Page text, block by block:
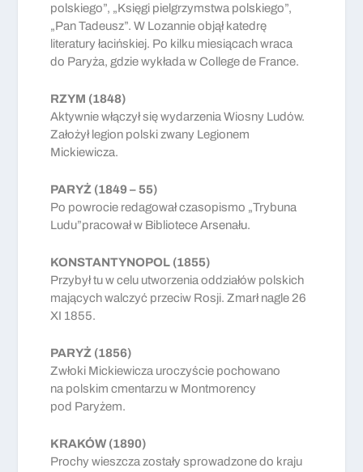
polskiego”, „Księgi pielgrzymstwa polskiego”,
„Pan Tadeusz”. W Lozannie objął katedrę
literatury łacińskiej. Po kilku miesiącach wraca
do Paryża, gdzie wykłada w College de France.
RZYM (1848)
Aktywnie włączył się wydarzenia Wiosny Ludów.
Założył legion polski zwany Legionem
Mickiewicza.
PARYŻ (1849 – 55)
Po powrocie redagował czasopismo „Trybuna
Ludu”pracował w Bibliotece Arsenału.
KONSTANTYNOPOL (1855)
Przybył tu w celu utworzenia oddziałów polskich
mających walczyć przeciw Rosji. Zmarł nagle 26
XI 1855.
PARYŻ (1856)
Zwłoki Mickiewicza uroczyście pochowano
na polskim cmentarzu w Montmorency
pod Paryżem.
KRAKÓW (1890)
Prochy wieszcza zostały sprowadzone do kraju